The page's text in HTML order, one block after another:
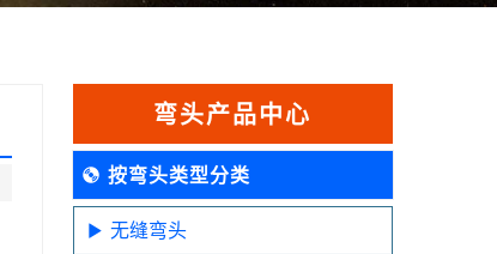
弯头产品中心
按弯头类型分类
无缝弯头